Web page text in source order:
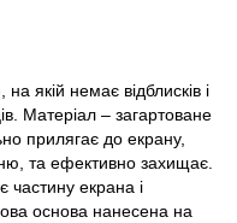
якій немає відблисків і
Матеріал – загартоване
прилягає до екрану,
та ефективно захищає.
частину екрана і
основа нанесена на